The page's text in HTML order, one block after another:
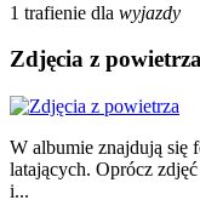
1 trafienie dla wyjazdy
Zdjęcia z
W albumie znajdują się
latających. Oprócz
i...